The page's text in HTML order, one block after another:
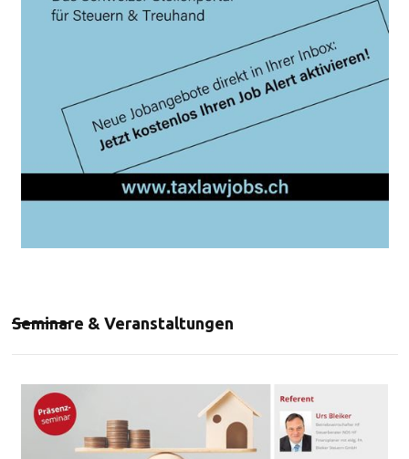
Seminare & Veranstaltungen